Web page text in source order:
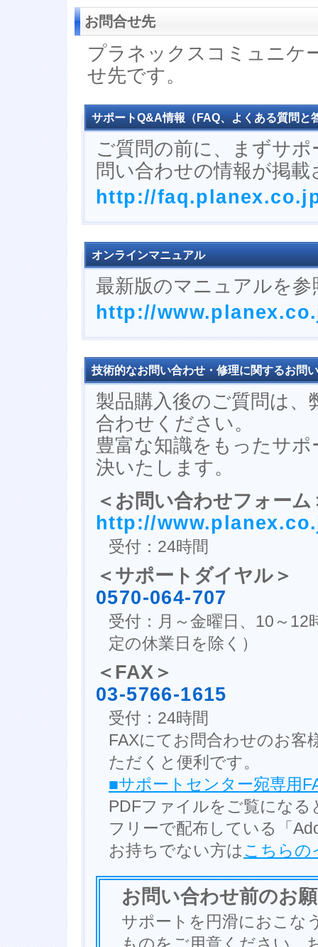
お問合せ先
プラネックスコミュニケ
せ先です。
サポートQ&A情報（FAQ、よくある質問と
ご質問の前に、まずサ
問い合わせの情報が掲
http://
オンラインマニュアル
最新版のマニュアルを
http://
技術的なお問い合わせ・修理に関するお問
製品購入後のご質問は
合わせください。
豊富な知識をもったサ
決いたします。
＜お問い合わせフォーム
http://
受付：24時間
＜サポートダイヤル＞
0570-064-707
受付：月～金曜日、10～
定の休業日を除く）
＜FAX＞
03-5766-1615
受付：24時間
FAXにてお問合わせのお客
ただくと便利です。
■サポートセンター宛専用
PDFファイルをご覧にな
フリーで配布している「
お持ちでない方はこちらの
お問い合わせ前のお
サポートを円滑におこな